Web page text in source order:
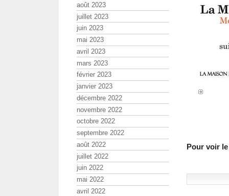
Pour voir
août 2023
juillet 2023
juin 2023
mai 2023
avril 2023
mars 2023
février 2023
janvier 2023
décembre 2022
novembre 2022
octobre 2022
septembre 2022
août 2022
juillet 2022
juin 2022
mai 2022
avril 2022